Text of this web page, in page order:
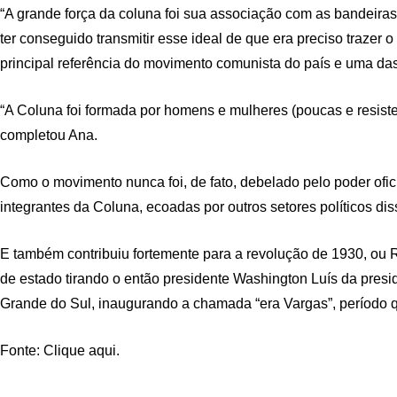
“A grande força da coluna foi sua associação com as
ter conseguido transmitir esse ideal de que era preciso trazer
principal referência do movimento comunista do país e uma
“A Coluna foi formada por homens e mulheres (poucas e
completou Ana.
Como o movimento nunca foi, de fato, debelado pelo poder
integrantes da Coluna, ecoadas por outros setores políticos
E também contribuiu fortemente para a revolução de 1930,
de estado tirando o então presidente Washington Luís da
Grande do Sul, inaugurando a chamada “era Vargas”,
Fonte: Clique aqui.